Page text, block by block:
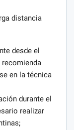
distancia
desde el
recomienda
en la técnica
durante el
realizar